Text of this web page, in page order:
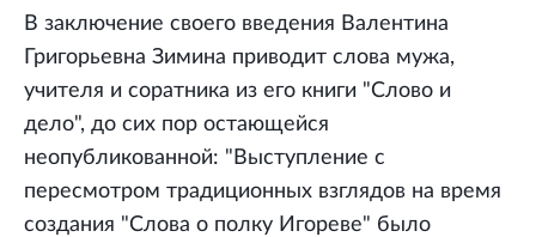
В заключение своего введения Валентина
Григорьевна Зимина приводит слова мужа,
учителя и соратника из его книги "Слово и
дело", до сих пор остающейся
неопубликованной: "Выступление с
пересмотром традиционных взглядов на время
создания "Слова о полку Игореве" было